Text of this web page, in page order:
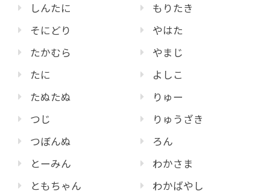
しんたに
そにどり
たかむら
たに
たぬたぬ
つじ
つぼんぬ
とーみん
ともちゃん
もりたき
やはた
やまじ
よしこ
りゅー
りゅうざき
ろん
わかさま
わかばやし